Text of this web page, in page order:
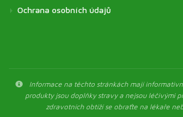
Ochrana osobních údajů
Informace na těchto stránkách mají
produkty jsou doplňky stravy a nejsou léčivými
zdravotních obtíží se obraťte na lékaře